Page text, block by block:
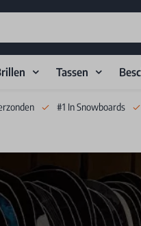
Tassen
#1 In Snowboards